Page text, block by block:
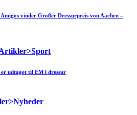
vinder Großer Dressurpreis von Aachen –
udtaget til EM i dressur